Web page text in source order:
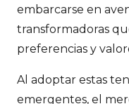
embarcarse en
transformadoras
preferencias y
Al adoptar estas
emergentes, el